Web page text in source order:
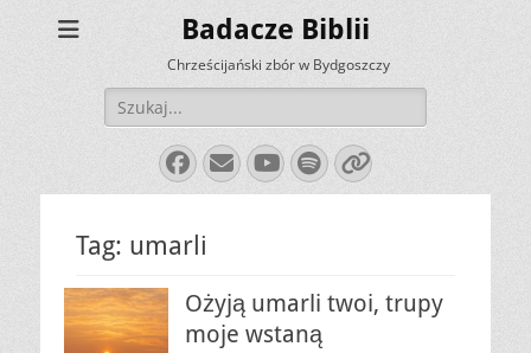
Badacze Biblii
Chrześcijański zbór w Bydgoszczy
Szukaj:
Facebook
E-
mail
YouTube
Spotify
Link
Tag: umarli
Ożyją umarli twoi, trupy
moje wstaną